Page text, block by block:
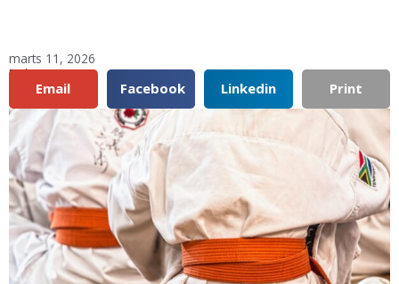
marts 11, 2026
Del:
Email Facebook Linkedin Print